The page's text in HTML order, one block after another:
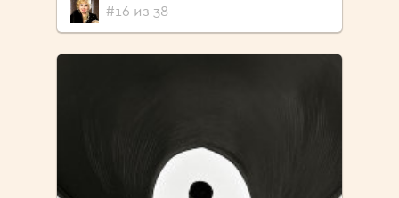
#16 из 38